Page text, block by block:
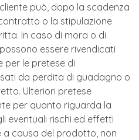
può, dopo la scadenza
o la stipulazione
In caso di mora o di
essere rivendicati
per le pretese di
da perdita di guadagno o
Ulteriori pretese
per quanto riguarda la
eventuali rischi ed effetti
a causa del prodotto, non